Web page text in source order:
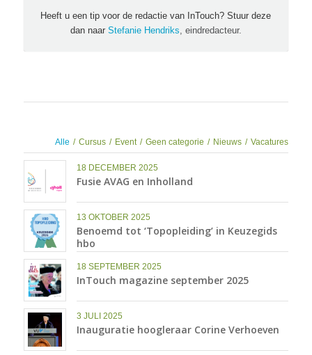
Heeft u een tip voor de redactie van InTouch? Stuur deze
dan naar Stefanie Hendriks, eindredacteur.
Alle / Cursus / Event / Geen categorie / Nieuws / Vacatures
18 DECEMBER 2025
Fusie AVAG en Inholland
13 OKTOBER 2025
Benoemd tot ‘Topopleiding’ in Keuzegids
hbo
18 SEPTEMBER 2025
InTouch magazine september 2025
3 JULI 2025
Inauguratie hoogleraar Corine Verhoeven